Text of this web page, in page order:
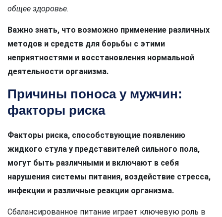
общее здоровье.
Важно знать, что возможно применение различных
методов и средств для борьбы с этими
неприятностями и восстановления нормальной
деятельности организма.
Причины поноса у мужчин:
факторы риска
Факторы риска, способствующие появлению
жидкого стула у представителей сильного пола,
могут быть различными и включают в себя
нарушения системы питания, воздействие стресса,
инфекции и различные реакции организма.
Сбалансированное питание играет ключевую роль в